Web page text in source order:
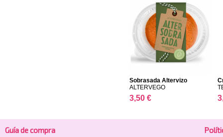
Sobrasada Altervizo
ALTERVEGO
3,50 €
Guía de compra